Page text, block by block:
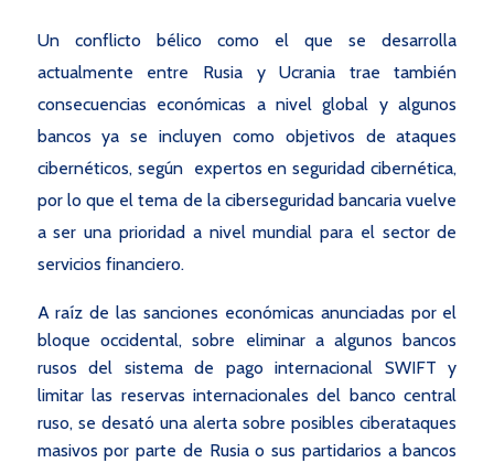
Un conflicto bélico como el que se desarrolla
actualmente entre Rusia y Ucrania trae también
consecuencias económicas a nivel global y algunos
bancos ya se incluyen como objetivos de ataques
cibernéticos, según expertos en seguridad cibernética,
por lo que el tema de la ciberseguridad bancaria vuelve
a ser una prioridad a nivel mundial para el sector de
servicios financiero.
A raíz de las sanciones económicas anunciadas por el
bloque occidental, sobre eliminar a algunos bancos
rusos del sistema de pago internacional SWIFT y
limitar las reservas internacionales del banco central
ruso, se desató una alerta sobre posibles ciberataques
masivos por parte de Rusia o sus partidarios a bancos